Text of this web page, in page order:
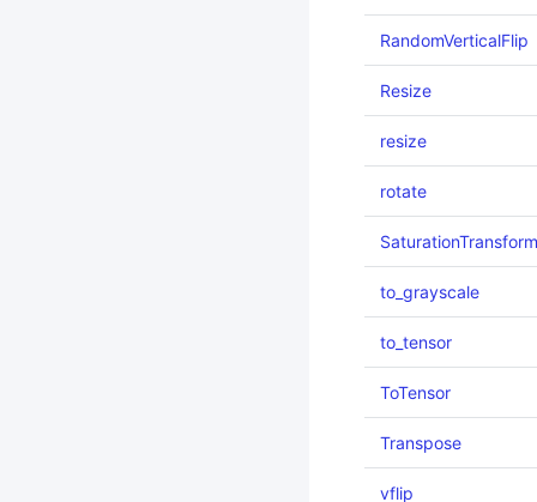
RandomVerticalFlip
Resize
resize
rotate
SaturationTransform
to_grayscale
to_tensor
ToTensor
Transpose
vflip